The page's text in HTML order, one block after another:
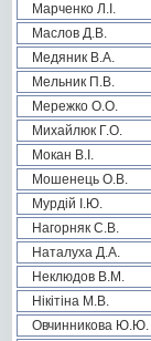
Марченко Л.І.
Маслов Д.В.
Медяник В.А.
Мельник П.В.
Мережко О.О.
Михайлюк Г.О.
Мокан В.І.
Мошенець О.В.
Мурдій І.Ю.
Нагорняк С.В.
Наталуха Д.А.
Неклюдов В.М.
Нікітіна М.В.
Овчинникова Ю.Ю.